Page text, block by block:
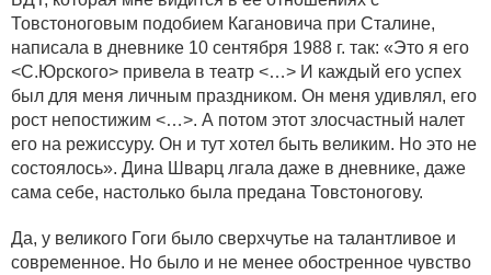
Товстоноговым подобием Кагановича при Сталине,
написала в дневнике 10 сентября 1988 г. так: «Это я его
<С.Юрского> привела в театр <…> И каждый его успех
был для меня личным праздником. Он меня удивлял, его
рост непостижим <…>. А потом этот злосчастный налет
его на режиссуру. Он и тут хотел быть великим. Но это не
состоялось». Дина Шварц лгала даже в дневнике, даже
сама себе, настолько была предана Товстоногову.
Да, у великого Гоги было сверхчутье на талантливое и
современное. Но было и не менее обостренное чувство